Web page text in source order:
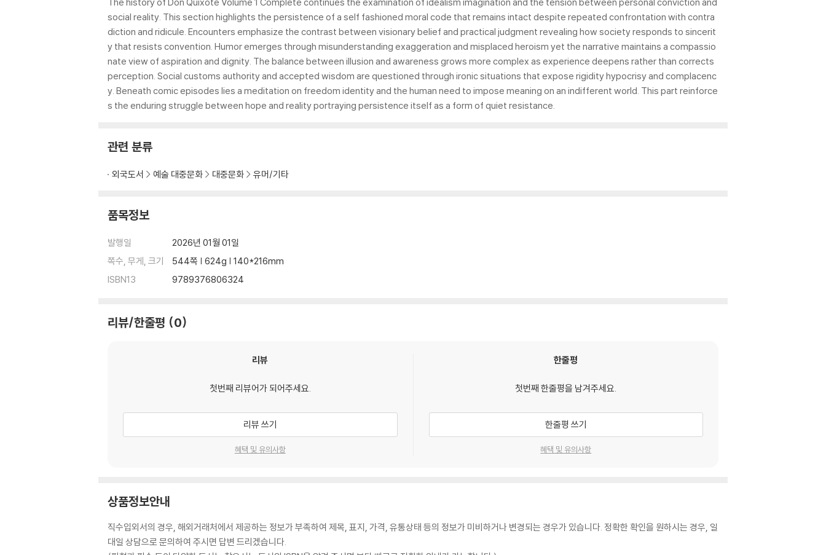
social reality. This section highlights the persistence of a self fashioned moral code that remains intact despite repeated confrontation with contra
diction and ridicule. Encounters emphasize the contrast between visionary belief and practical judgment revealing how society responds to sincerit
y that resists convention. Humor emerges through misunderstanding exaggeration and misplaced heroism yet the narrative maintains a compassio
nate view of aspiration and dignity. The balance between illusion and awareness grows more complex as experience deepens rather than corrects
perception. Social customs authority and accepted wisdom are questioned through ironic situations that expose rigidity hypocrisy and complacenc
y. Beneath comic episodes lies a meditation on freedom identity and the human need to impose meaning on an indifferent world. This part reinforce
s the enduring struggle between hope and reality portraying persistence itself as a form of quiet resistance.
관련 분류
외국도서 예술 대중문화 대중문화 유머/기타
품목정보
발행일
2026년 01월 01일
쪽수, 무게, 크기
544쪽 | 624g | 140*216mm
ISBN13
9789376806324
리뷰/한줄평 0
리뷰
첫번째 리뷰어가 되어주세요.
리뷰 쓰기
혜택 및 유의사항
한줄평
첫번째 한줄평을 남겨주세요.
한줄평 쓰기
혜택 및 유의사항
상품정보안내
직수입외서의 경우, 해외거래처에서 제공하는 정보가 부족하여 제목, 표지, 가격, 유통상태 등의 정보가 미비하거나 변경되는 경우가 있습니다. 정확한 확인을 원하시는 경우, 일
대일 상담으로 문의하여 주시면 답변 드리겠습니다.